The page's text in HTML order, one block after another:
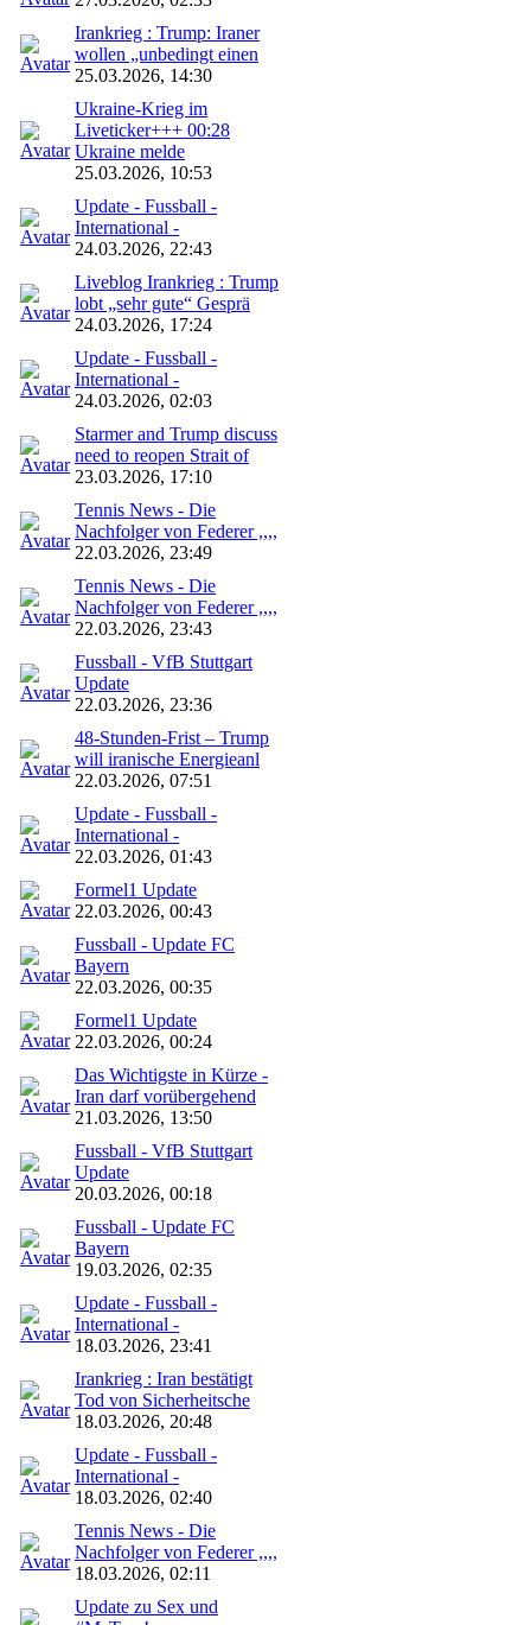
Irankrieg : Trump: Iraner
wollen „unbedingt einen
25.03.2026, 14:30
Ukraine-Krieg im
Liveticker+++ 00:28
Ukraine melde
25.03.2026, 10:53
Update - Fussball -
International -
24.03.2026, 22:43
Liveblog Irankrieg : Trump
lobt „sehr gute“ Gesprä
24.03.2026, 17:24
Update - Fussball -
International -
24.03.2026, 02:03
Starmer and Trump discuss
need to reopen Strait of
23.03.2026, 17:10
Tennis News - Die
Nachfolger von Federer ,,,,
22.03.2026, 23:49
Tennis News - Die
Nachfolger von Federer ,,,,
22.03.2026, 23:43
Fussball - VfB Stuttgart
Update
22.03.2026, 23:36
48‑Stunden‑Frist – Trump
will iranische Energieanl
22.03.2026, 07:51
Update - Fussball -
International -
22.03.2026, 01:43
Formel1 Update
22.03.2026, 00:43
Fussball - Update FC
Bayern
22.03.2026, 00:35
Formel1 Update
22.03.2026, 00:24
Das Wichtigste in Kürze -
Iran darf vorübergehend
21.03.2026, 13:50
Fussball - VfB Stuttgart
Update
20.03.2026, 00:18
Fussball - Update FC
Bayern
19.03.2026, 02:35
Update - Fussball -
International -
18.03.2026, 23:41
Irankrieg : Iran bestätigt
Tod von Sicherheitsche
18.03.2026, 20:48
Update - Fussball -
International -
18.03.2026, 02:40
Tennis News - Die
Nachfolger von Federer ,,,,
18.03.2026, 02:11
Update zu Sex und